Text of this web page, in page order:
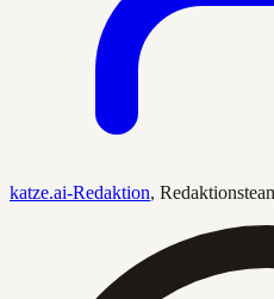
katze.ai-Redaktion,